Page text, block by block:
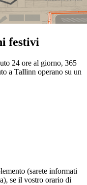
festivi
24 ore al giorno, 365
a Tallinn operano su un
(sarete informati
se il vostro orario di